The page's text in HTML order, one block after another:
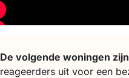
De volgende woningen
reageerders uit voor een